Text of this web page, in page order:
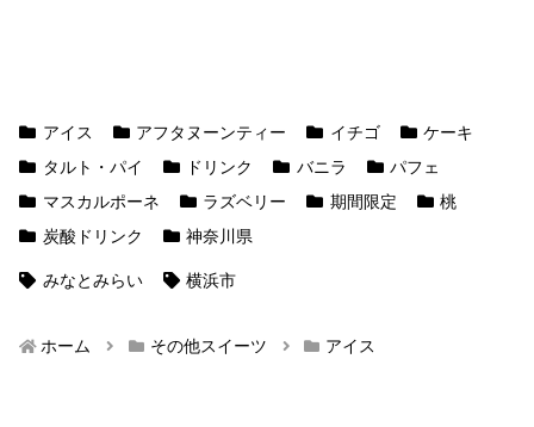
アイス アフタヌーンティー イチゴ
ケーキ
タルト・パイ
ドリンク バニラ
パフェ
マスカルポーネ
ラズベリー 期間限定
桃
炭酸ドリンク
神奈川県
みなとみらい 横浜市
ホーム その他スイーツ アイス